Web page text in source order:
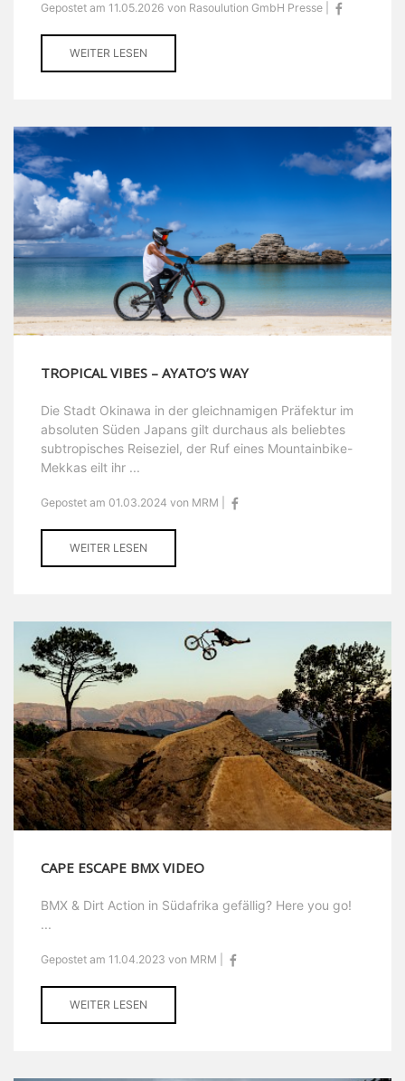
Gepostet am 11.05.2026 von Rasoulution GmbH Presse |
WEITER LESEN
TROPICAL VIBES – AYATO’S WAY
Die Stadt Okinawa in der gleichnamigen Präfektur im
absoluten Süden Japans gilt durchaus als beliebtes
subtropisches Reiseziel, der Ruf eines Mountainbike-
Mekkas eilt ihr ...
Gepostet am 01.03.2024 von MRM |
WEITER LESEN
CAPE ESCAPE BMX VIDEO
BMX & Dirt Action in Südafrika gefällig? Here you go!
...
Gepostet am 11.04.2023 von MRM |
WEITER LESEN